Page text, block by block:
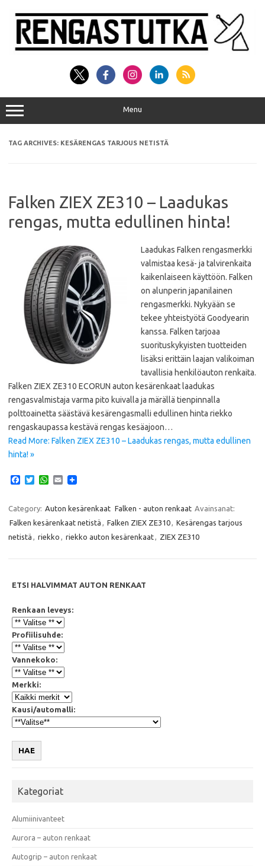
content
Menu
TAG ARCHIVES: KESÄRENGAS TARJOUS NETISTÄ
Falken ZIEX ZE310 – Laadukas
rengas, mutta edullinen hinta!
Laadukas Falken rengasmerkki
valmistaa kesä- ja talvirenkaita
kaikenlaiseen käyttöön. Falken
on alunperin japanilainen
rengasmerkki. Nykyään se
tekee yhteistyötä Goodyearin
kanssa. Falken tarjoaa
suorituskykyisten tuotteiden
lisäksi erittäin laajan valikoiman
tavallisia henkilöauton renkaita.
Falken ZIEX ZE310 ECORUN auton kesärenkaat laadukas
rengasvalmistaja varma pito kuivalla ja märällä tienpinnalla
polttoainetta säästävä kesärengasmalli edullinen hinta riekko
rengaskaupassa kestävä rengas kesäajoon…
Read More: Falken ZIEX ZE310 – Laadukas rengas, mutta edullinen
hinta! »
e
o
o
T
t
e
W
t
A
p
E
i
Category: Auton kesärenkaat Falken - auton renkaat Avainsanat:
Falken kesärenkaat netistä
Falken ZIEX ZE310
Kesärengas tarjous
netistä
riekko riekko auton kesärenkaat ZIEX ZE310
ETSI HALVIMMAT AUTON RENKAAT
Renkaan leveys:
Profiilisuhde:
Vannekoko:
Merkki:
Kausi/automalli:
HAE
Kategoriat
Alumiinivanteet
Aurora – auton renkaat
Autogrip – auton renkaat